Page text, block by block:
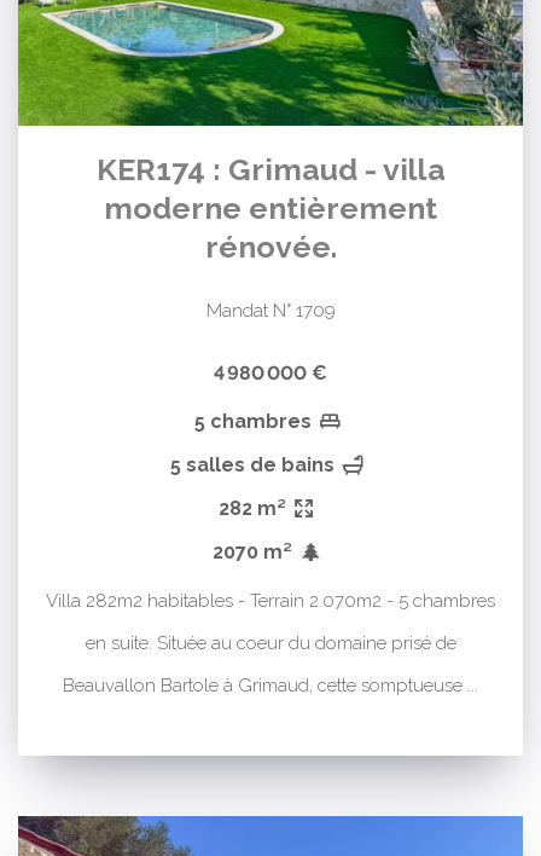
KER174 : Grimaud - villa
moderne entièrement
rénovée.
Mandat N° 1709
4 980 000 €
5 chambres
5 salles de bains
282 m²
2070 m²
Villa 282m2 habitables - Terrain 2.070m2 - 5 chambres
en suite. Située au coeur du domaine prisé de
Beauvallon Bartole à Grimaud, cette somptueuse ...